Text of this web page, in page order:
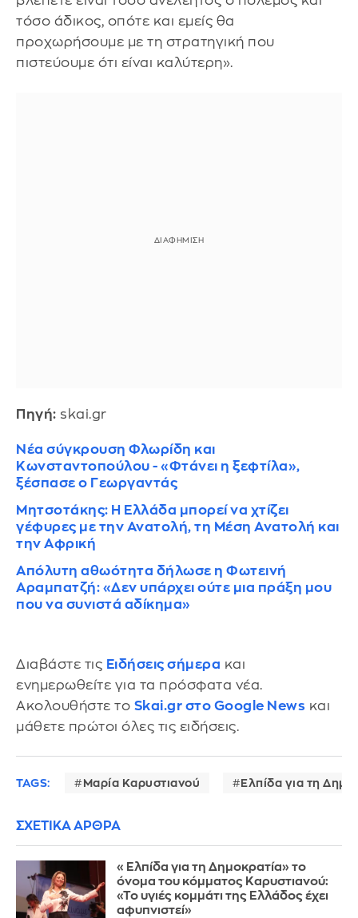
τόσο άδικος, οπότε και εμείς θα
προχωρήσουμε με τη στρατηγική που
πιστεύουμε ότι είναι καλύτερη».
Πηγή: skai.gr
Νέα σύγκρουση Φλωρίδη και
Κωνσταντοπούλου - «Φτάνει η ξεφτίλα»,
ξέσπασε ο Γεωργαντάς
Mητσοτάκης: Η Ελλάδα μπορεί να χτίζει
γέφυρες με την Ανατολή, τη Μέση Ανατολή και
την Αφρική
Απόλυτη αθωότητα δήλωσε η Φωτεινή
Αραμπατζή: «Δεν υπάρχει ούτε μια πράξη μου
που να συνιστά αδίκημα»
Διαβάστε τις Ειδήσεις σήμερα και
ενημερωθείτε για τα πρόσφατα νέα.
Ακολουθήστε το Skai.gr στο Google News και
μάθετε πρώτοι όλες τις ειδήσεις.
TAGS: Μαρία Καρυστιανού Ελπίδα για τη
ΣΧΕΤΙΚΑ ΑΡΘΡΑ
«Ελπίδα για τη Δημοκρατία» το
όνομα του κόμματος Καρυστιανού:
«Το υγιές κομμάτι της Ελλάδος έχει
αφυπνιστεί»